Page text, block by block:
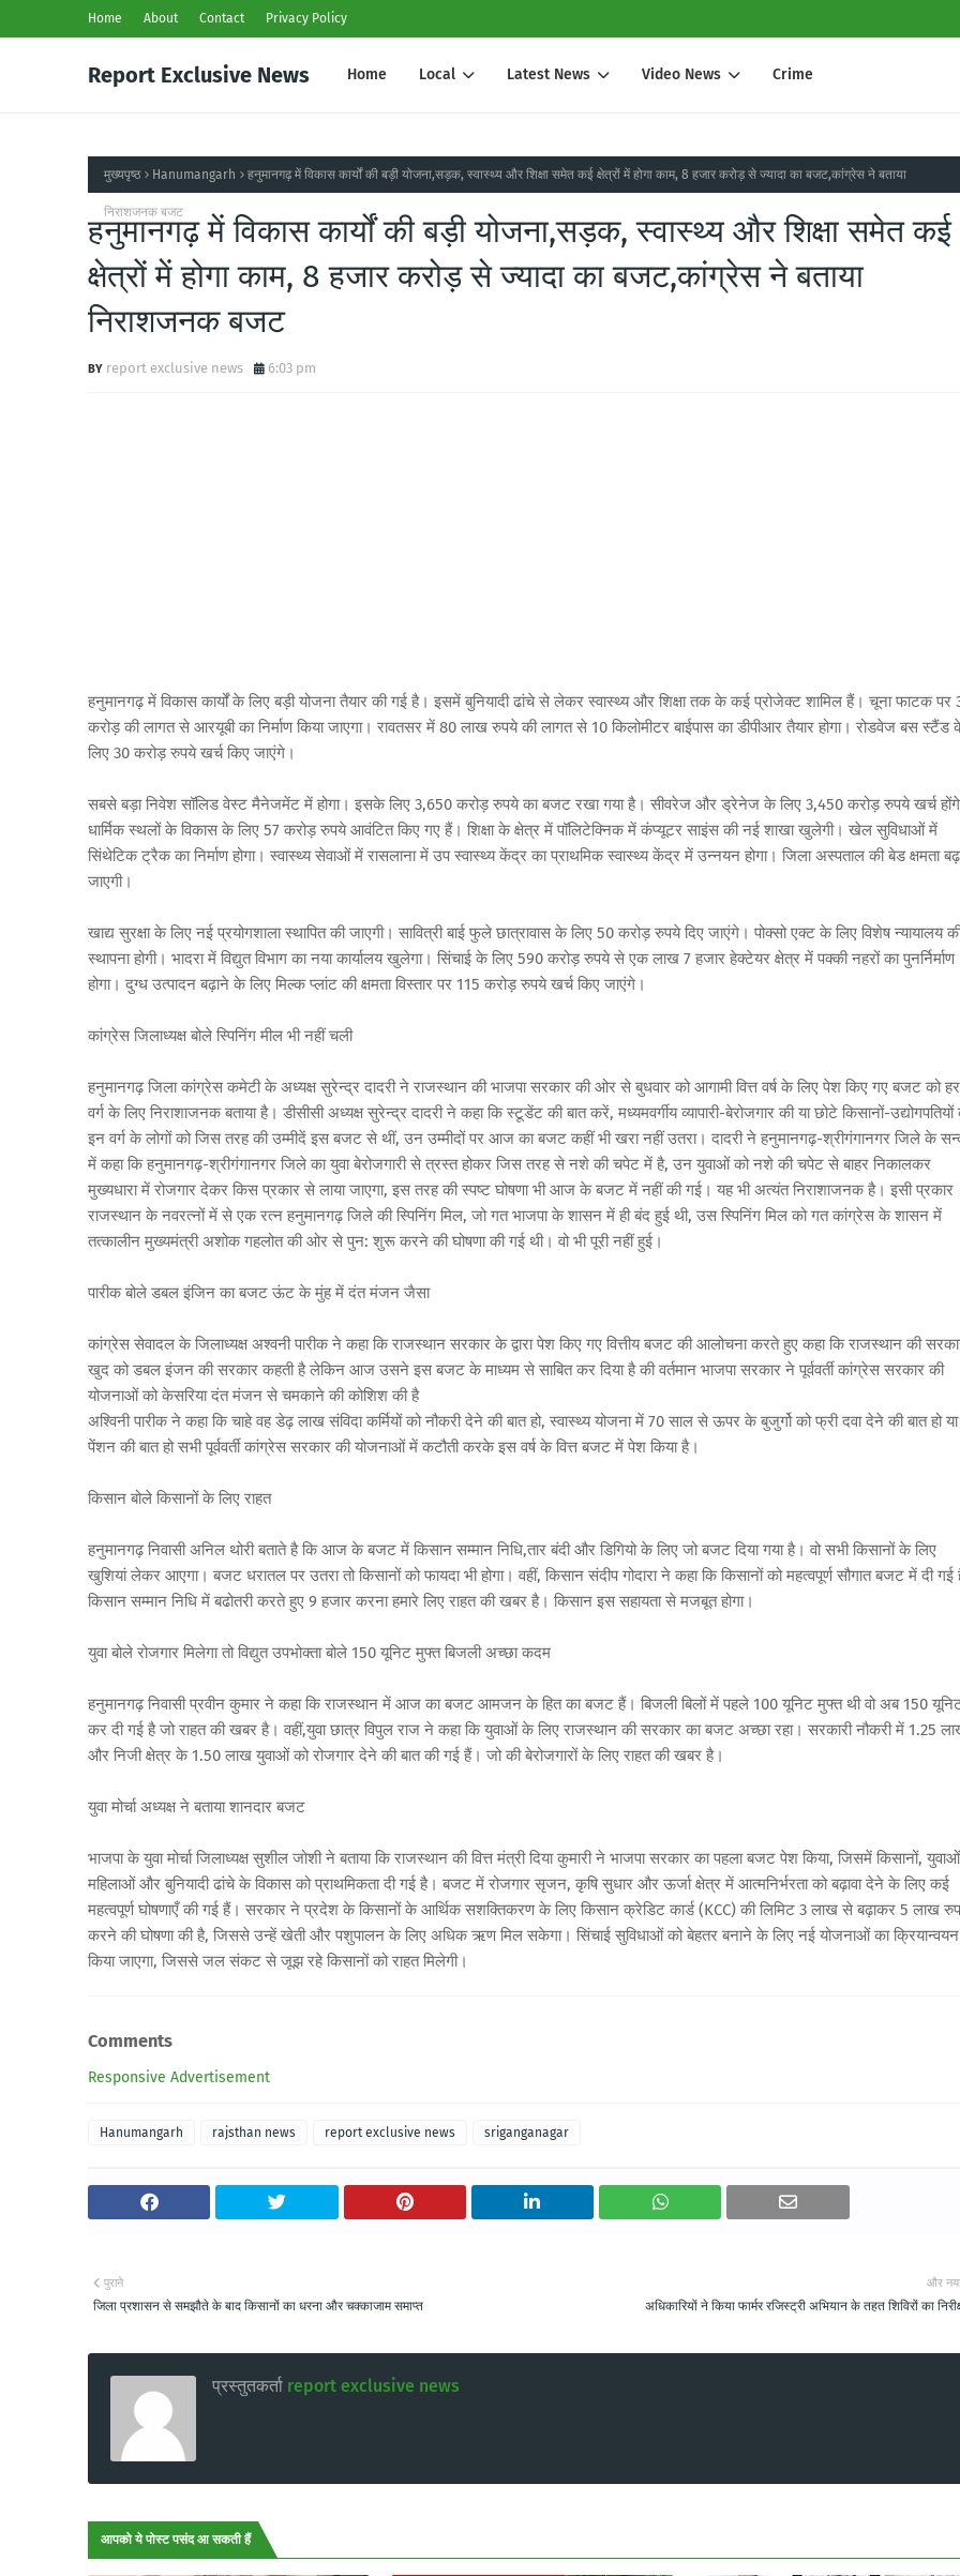
Home About Contact Privacy Policy
Report Exclusive News Home Local Latest News Video News Crime
मुख्यपृष्ठ Hanumangarh हनुमानगढ़ में विकास कार्यों की बड़ी योजना,सड़क, स्वास्थ्य और शिक्षा समेत कई क्षेत्रों में होगा काम, 8 हजार करोड़ से ज्यादा का बजट,कांग्रेस ने बताया
निराशजनक बजट
हनुमानगढ़ में विकास कार्यों की बड़ी योजना,सड़क, स्वास्थ्य और शिक्षा समेत कई
क्षेत्रों में होगा काम, 8 हजार करोड़ से ज्यादा का बजट,कांग्रेस ने बताया
निराशजनक बजट
report exclusive news 6:03 pm
हनुमानगढ़ में विकास कार्यों के लिए बड़ी योजना तैयार की गई है। इसमें बुनियादी ढांचे से लेकर स्वास्थ्य और शिक्षा तक के कई प्रोजेक्ट शामिल हैं। चूना फाटक पर
करोड़ की लागत से आरयूबी का निर्माण किया जाएगा। रावतसर में 80 लाख रुपये की लागत से 10 किलोमीटर बाईपास का डीपीआर तैयार होगा। रोडवेज बस स्टैंड
लिए 30 करोड़ रुपये खर्च किए जाएंगे।
सबसे बड़ा निवेश सॉलिड वेस्ट मैनेजमेंट में होगा। इसके लिए 3,650 करोड़ रुपये का बजट रखा गया है। सीवरेज और ड्रेनेज के लिए 3,450 करोड़ रुपये खर्च
धार्मिक स्थलों के विकास के लिए 57 करोड़ रुपये आवंटित किए गए हैं। शिक्षा के क्षेत्र में पॉलिटेक्निक में कंप्यूटर साइंस की नई शाखा खुलेगी। खेल सुविधाओं में
सिंथेटिक ट्रैक का निर्माण होगा। स्वास्थ्य सेवाओं में रासलाना में उप स्वास्थ्य केंद्र का प्राथमिक स्वास्थ्य केंद्र में उन्नयन होगा। जिला अस्पताल की बेड क्षमता
जाएगी।
खाद्य सुरक्षा के लिए नई प्रयोगशाला स्थापित की जाएगी। सावित्री बाई फुले छात्रावास के लिए 50 करोड़ रुपये दिए जाएंगे। पोक्सो एक्ट के लिए विशेष न्यायालय
स्थापना होगी। भादरा में विद्युत विभाग का नया कार्यालय खुलेगा। सिंचाई के लिए 590 करोड़ रुपये से एक लाख 7 हजार हेक्टेयर क्षेत्र में पक्की नहरों का पुनर्निर्माण
होगा। दुग्ध उत्पादन बढ़ाने के लिए मिल्क प्लांट की क्षमता विस्तार पर 115 करोड़ रुपये खर्च किए जाएंगे।
कांग्रेस जिलाध्यक्ष बोले स्पिनिंग मील भी नहीं चली
हनुमानगढ़ जिला कांग्रेस कमेटी के अध्यक्ष सुरेन्द्र दादरी ने राजस्थान की भाजपा सरकार की ओर से बुधवार को आगामी वित्त वर्ष के लिए पेश किए गए बजट को हर
वर्ग के लिए निराशाजनक बताया है। डीसीसी अध्यक्ष सुरेन्द्र दादरी ने कहा कि स्टूडेंट की बात करें, मध्यमवर्गीय व्यापारी-बेरोजगार की या छोटे किसानों-उद्योगपतियों
इन वर्ग के लोगों को जिस तरह की उम्मीदें इस बजट से थीं, उन उम्मीदों पर आज का बजट कहीं भी खरा नहीं उतरा। दादरी ने हनुमानगढ़-श्रीगंगानगर जिले के
में कहा कि हनुमानगढ़-श्रीगंगानगर जिले का युवा बेरोजगारी से त्रस्त होकर जिस तरह से नशे की चपेट में है, उन युवाओं को नशे की चपेट से बाहर निकालकर
मुख्यधारा में रोजगार देकर किस प्रकार से लाया जाएगा, इस तरह की स्पष्ट घोषणा भी आज के बजट में नहीं की गई। यह भी अत्यंत निराशाजनक है। इसी प्रकार
राजस्थान के नवरत्नों में से एक रत्न हनुमानगढ़ जिले की स्पिनिंग मिल, जो गत भाजपा के शासन में ही बंद हुई थी, उस स्पिनिंग मिल को गत कांग्रेस के शासन में
तत्कालीन मुख्यमंत्री अशोक गहलोत की ओर से पुन: शुरू करने की घोषणा की गई थी। वो भी पूरी नहीं हुई।
पारीक बोले डबल इंजिन का बजट ऊंट के मुंह में दंत मंजन जैसा
कांग्रेस सेवादल के जिलाध्यक्ष अश्वनी पारीक ने कहा कि राजस्थान सरकार के द्वारा पेश किए गए वित्तीय बजट की आलोचना करते हुए कहा कि राजस्थान की
खुद को डबल इंजन की सरकार कहती है लेकिन आज उसने इस बजट के माध्यम से साबित कर दिया है की वर्तमान भाजपा सरकार ने पूर्ववर्ती कांग्रेस सरकार की
योजनाओं को केसरिया दंत मंजन से चमकाने की कोशिश की है
अश्विनी पारीक ने कहा कि चाहे वह डेढ़ लाख संविदा कर्मियों को नौकरी देने की बात हो, स्वास्थ्य योजना में 70 साल से ऊपर के बुजुर्गो को फ्री दवा देने की बात हो या
पेंशन की बात हो सभी पूर्ववर्ती कांग्रेस सरकार की योजनाओं में कटौती करके इस वर्ष के वित्त बजट में पेश किया है।
किसान बोले किसानों के लिए राहत
हनुमानगढ़ निवासी अनिल थोरी बताते है कि आज के बजट में किसान सम्मान निधि,तार बंदी और डिगियो के लिए जो बजट दिया गया है। वो सभी किसानों के लिए
खुशियां लेकर आएगा। बजट धरातल पर उतरा तो किसानों को फायदा भी होगा। वहीं, किसान संदीप गोदारा ने कहा कि किसानों को महत्वपूर्ण सौगात बजट में दी गई
किसान सम्मान निधि में बढोतरी करते हुए 9 हजार करना हमारे लिए राहत की खबर है। किसान इस सहायता से मजबूत होगा।
युवा बोले रोजगार मिलेगा तो विद्युत उपभोक्ता बोले 150 यूनिट मुफ्त बिजली अच्छा कदम
हनुमानगढ़ निवासी प्रवीन कुमार ने कहा कि राजस्थान में आज का बजट आमजन के हित का बजट हैं। बिजली बिलों में पहले 100 यूनिट मुफ्त थी वो अब 150
कर दी गई है जो राहत की खबर है। वहीं,युवा छात्र विपुल राज ने कहा कि युवाओं के लिए राजस्थान की सरकार का बजट अच्छा रहा। सरकारी नौकरी में 1.25
और निजी क्षेत्र के 1.50 लाख युवाओं को रोजगार देने की बात की गई हैं। जो की बेरोजगारों के लिए राहत की खबर है।
युवा मोर्चा अध्यक्ष ने बताया शानदार बजट
भाजपा के युवा मोर्चा जिलाध्यक्ष सुशील जोशी ने बताया कि राजस्थान की वित्त मंत्री दिया कुमारी ने भाजपा सरकार का पहला बजट पेश किया, जिसमें किसानों,
महिलाओं और बुनियादी ढांचे के विकास को प्राथमिकता दी गई है। बजट में रोजगार सृजन, कृषि सुधार और ऊर्जा क्षेत्र में आत्मनिर्भरता को बढ़ावा देने के लिए कई
महत्वपूर्ण घोषणाएँ की गई हैं। सरकार ने प्रदेश के किसानों के आर्थिक सशक्तिकरण के लिए किसान क्रेडिट कार्ड (KCC) की लिमिट 3 लाख से बढ़ाकर 5 लाख
करने की घोषणा की है, जिससे उन्हें खेती और पशुपालन के लिए अधिक ऋण मिल सकेगा। सिंचाई सुविधाओं को बेहतर बनाने के लिए नई योजनाओं का क्रियान्वयन
किया जाएगा, जिससे जल संकट से जूझ रहे किसानों को राहत मिलेगी।
Comments
Responsive Advertisement
Hanumangarh rajsthan news report exclusive news sriganganagar
और नया
अधिकारियों ने किया फार्मर रजिस्ट्री अभियान के तहत शिविरों का
पुराने
जिला प्रशासन से समझौते के बाद किसानों का धरना और चक्काजाम समाप्त
प्रस्तुतकर्ता report exclusive news
आपको ये पोस्ट पसंद आ सकती हैं